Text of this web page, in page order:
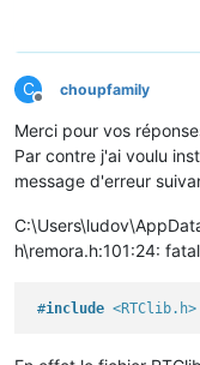
C
Offline
choupfamily
Merci pour vos
Par contre j'ai voulu
message d'erreur
h\remora.h:101:24:
#include <RTClib.h>